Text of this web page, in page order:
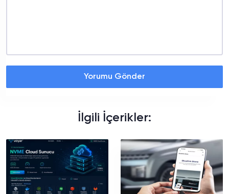
Yorumu Gönder
İlgili İçerikler: